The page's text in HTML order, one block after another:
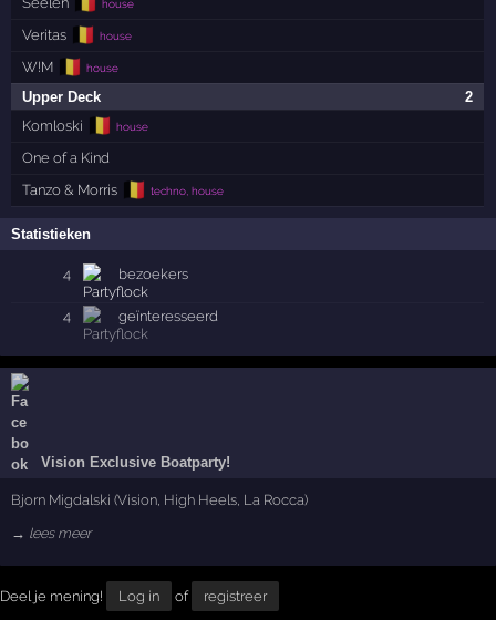
house
Veritas 🇧🇪 house
W!M 🇧🇪 house
2
Upper Deck
Komloski 🇧🇪 house
One of a Kind
Tanzo & Morris 🇧🇪 techno, house
Statistieken
4 bezoekers
4 geïnteresseerd
Vision Exclusive Boatparty!
Bjorn Migdalski (Vision, High Heels, La Rocca)
→ lees meer
Deel je mening! Log in of registreer